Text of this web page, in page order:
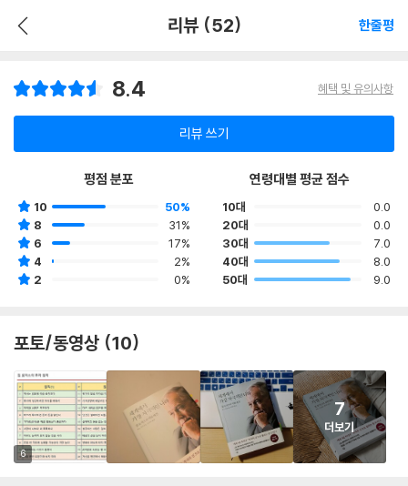
리뷰 (52) 한줄평
8.4 혜택 및 유의사항
리뷰 쓰기
평점 분포
10
50%
8
31%
6
17%
4
2%
2
0%
연령대별 평균 점수
10대
0.0
20대
0.0
30대
7.0
40대
8.0
50대
9.0
포토/동영상 (10)
6
7
더보기